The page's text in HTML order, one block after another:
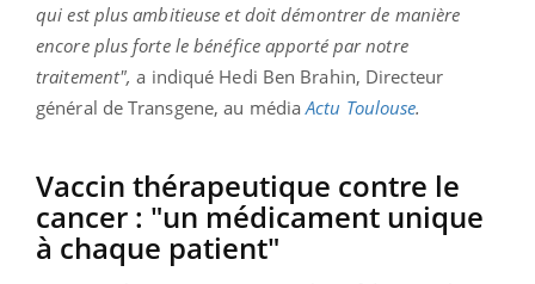
qui est plus ambitieuse et doit démontrer de manière
encore plus forte le bénéfice apporté par notre
traitement",a indiqué Hedi Ben Brahin, Directeur
général de Transgene, au média Actu Toulouse.
Vaccin thérapeutique contre le
cancer : "un médicament unique
à chaque patient"